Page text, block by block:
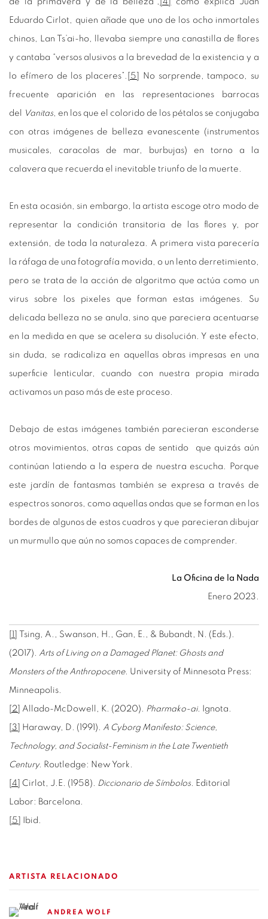
Eduardo Cirlot, quien añade que uno de los ocho inmortales
chinos, Lan Ts’ai-ho, llevaba siempre una canastilla de flores
y cantaba “versos alusivos a la brevedad de la existencia y a
lo efímero de los placeres”. [5] No sorprende, tampoco, su
frecuente aparición en las representaciones barrocas
del Vanitas, en los que el colorido de los pétalos se conjugaba
con otras imágenes de belleza evanescente (instrumentos
musicales, caracolas de mar, burbujas) en torno a la
calavera que recuerda el inevitable triunfo de la muerte.
En esta ocasión, sin embargo, la artista escoge otro modo de
representar la condición transitoria de las flores y, por
extensión, de toda la naturaleza. A primera vista parecería
la ráfaga de una fotografía movida, o un lento derretimiento,
pero se trata de la acción de algoritmo que actúa como un
virus sobre los pixeles que forman estas imágenes. Su
delicada belleza no se anula, sino que pareciera acentuarse
en la medida en que se acelera su disolución. Y este efecto,
sin duda, se radicaliza en aquellas obras impresas en una
superficie lenticular, cuando con nuestra propia mirada
activamos un paso más de este proceso.
Debajo de estas imágenes también parecieran esconderse
otros movimientos, otras capas de sentido que quizás aún
continúan latiendo a la espera de nuestra escucha. Porque
este jardín de fantasmas también se expresa a través de
espectros sonoros, como aquellas ondas que se forman en los
bordes de algunos de estos cuadros y que parecieran dibujar
un murmullo que aún no somos capaces de comprender.
La Oficina de la Nada
Enero 2023.
Tsing, A., Swanson, H., Gan, E., & Bubandt, N. (Eds.).
(2017). Arts of Living on a Damaged Planet: Ghosts and
Monsters of the Anthropocene. University of Minnesota Press:
Minneapolis.
[2] Allado-McDowell, K. (2020). Pharmako-ai. Ignota.
[3] Haraway, D. (1991). A Cyborg Manifesto: Science,
Technology, and Socialist-Feminism in the Late Twentieth
Century. Routledge: New York.
[4] Cirlot, J.E. (1958). Diccionario de Símbolos. Editorial
Labor: Barcelona.
[5] Ibid.
ARTISTA RELACIONADO
ANDREA WOLF